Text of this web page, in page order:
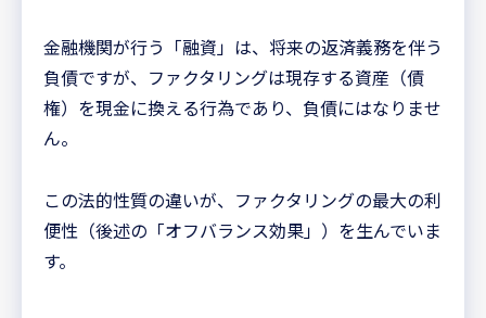
金融機関が行う「融資」は、将来の返済義務を伴う
負債ですが、ファクタリングは現存する資産（債
権）を現金に換える行為であり、負債にはなりませ
ん。
この法的性質の違いが、ファクタリングの最大の利
便性（後述の「オフバランス効果」）を生んでいま
す。